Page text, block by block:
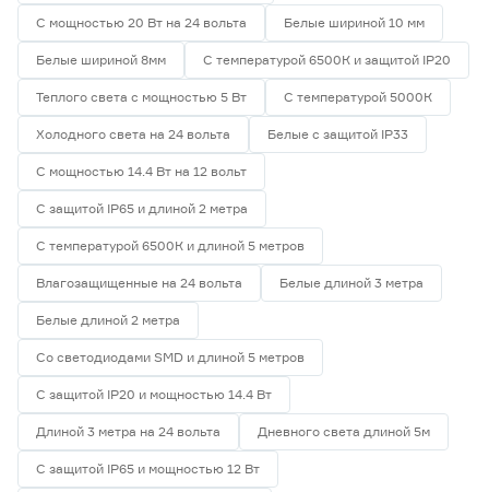
С мощностью 20 Вт на 24 вольта Белые шириной 10 мм
Белые шириной 8мм С температурой 6500К и защитой IP20
Теплого света с мощностью 5 Вт С температурой 5000К
Холодного света на 24 вольта Белые с защитой IP33
С мощностью 14.4 Вт на 12 вольт
С защитой IP65 и длиной 2 метра
С температурой 6500К и длиной 5 метров
Влагозащищенные на 24 вольта Белые длиной 3 метра
Белые длиной 2 метра
Со светодиодами SMD и длиной 5 метров
С защитой IP20 и мощностью 14.4 Вт
Длиной 3 метра на 24 вольта Дневного света длиной 5м
С защитой IP65 и мощностью 12 Вт